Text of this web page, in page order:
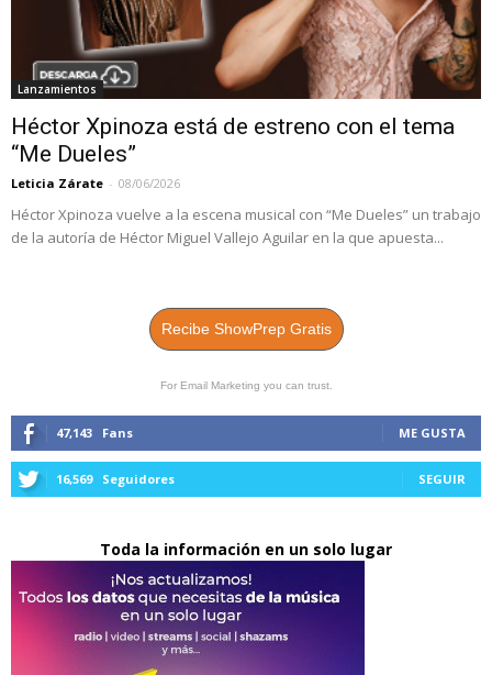
Lanzamientos
Héctor Xpinoza está de estreno con el tema
“Me Dueles”
Leticia Zárate - 08/06/2026
Héctor Xpinoza vuelve a la escena musical con “Me Dueles” un trabajo
de la autoría de Héctor Miguel Vallejo Aguilar en la que apuesta...
Recibe ShowPrep Gratis
For Email Marketing you can trust.
47,143 Fans ME GUSTA
16,569 Seguidores SEGUIR
Toda la información en un solo lugar